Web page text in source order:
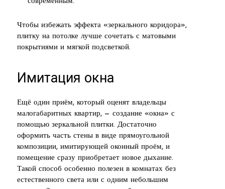
Чтобы избежать эффекта «зеркального коридора»,
плитку на потолке лучше сочетать с матовыми
покрытиями и мягкой подсветкой.
Имитация окна
Ещё один приём, который оценят владельцы
малогабаритных квартир, — создание «окна» с
помощью зеркальной плитки. Достаточно
оформить часть стены в виде прямоугольной
композиции, имитирующей оконный проём, и
помещение сразу приобретает новое дыхание.
Такой способ особенно полезен в комнатах без
естественного света или с одним небольшим